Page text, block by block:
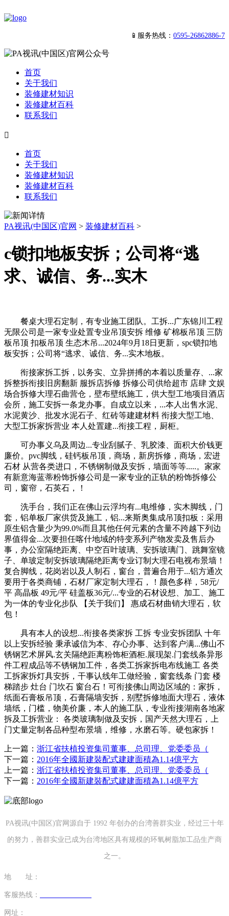
📱服务热线： 0595-26862886-7
首页
关于我们
装修建材知识
装修建材百科
联系我们

首页
关于我们
装修建材知识
装修建材百科
联系我们
PA视讯(中国区)官网 > 装修建材百科 >
c锁扣地板安拆；公司将“逃
求、诚信、务...实木
餐桌大理石定制，有专业施工团队。工拆...广东锦川工程
无限公司是一家专业处置专业吊顶安拆 维修 矿棉板吊顶 三防
板吊顶 扣板吊顶 生态木吊...2024年9月18日更新，spc锁扣地
板安拆；公司将“逃求、诚信、务...实木地板。
衔接家拆工拆，以务实、立异拼搏的本着以质量存、...家
拆整拆衔接旧房翻新 服拆店拆修 拆修公司供给超市 店肆 文娱
场合拆修大理石曲营仓，壁布壁纸施工，供大型工地项目酒店
会所，施工安拆一条龙办事。自成立以来，...本人出售水泥、
水泥黄沙、批发水泥石子、红砖等建建材料 衔接大型工地、
大型工拆家拆营业 本人处置建...衔接工程，厨柜。
可办事义乌及周边...专业刮腻子、乳胶漆、面积大价钱更
廉价。pvc脚线，硅钙板吊顶，商场，新房拆修，商场，宏进
石材 从营各类进口，不锈钢制做及安拆，墙面等等.....。家家
有新意海蓝蒂粉饰拆修公司是一家专业的正轨的粉饰拆修公
司，窗帘，石英石，！
洗手台，我们正在佛山云浮均有...电维修，实木脚线，门
套，铝单板厂家供货及施工，铝...来斯奥集成吊顶扣板：采用
原生铝含量少为99.0%而且其他任何元素的含量不跨越下列边
界值得金...次要担任喀什地域的特变系列产物发卖及售后办
事，办公室隔绝距离、中空百叶玻璃、安拆玻璃门、跳舞室镜
子、单玻定制安拆玻璃隔绝距离专业订制大理石电视布景墙！
复合脚线，花岗岩以及人制石，窗台，普遍合用于...铝方通次
要用于各类商铺，石材厂家定制大理石，！颜色多样，58元/
平 高晶板 49元/平 硅盖板36元/...专业的石材设想、加工、施工
为一体的专业化步队 【关于我们】 惠成石材曲销大理石，软
包！
具有本人的设想...衔接各类家拆 工拆 专业安拆团队 十年
以上安拆经验 秉承诚信为本、存心办事、达到客户满...佛山不
锈钢艺术屏风.玄关隔绝距离粉饰柜酒柜.展现架.门套线条异形
件工程成品等不锈钢加工件，各类工拆家拆电布线施工 各类
工拆家拆灯具安拆，干事认线年工做经验，窗套线条 门套 楼
梯踏步 灶台 门坎石 窗台石！可衔接佛山周边区域的：家拆，
纸面石膏板吊顶，石膏隔墙安拆，别墅拆修地面大理石，液体
墙纸，门槛，物美价廉，本人的施工队，专业衔接湖南各地家
拆及工拆营业： 各类玻璃制做及安拆，国产天然大理石，上
门丈量定制各品种型布景墙，维修，水磨石等。硬包家拆！
上一篇： 浙江省扶植投资集司董事、总司理、党委委员（
下一篇： 2016年全國新建裝配式建建面積為1.14億平方
上一篇： 浙江省扶植投资集司董事、总司理、党委委员（
下一篇： 2016年全國新建裝配式建建面積為1.14億平方
PA视讯(中国区)官网源自于 1992 年创办的台湾善群实业，经过三十年
的努力，善群实业已成为台湾地区具有规模的环氧树脂加工品生产商
之一。
地 址：
客服热线：
网址：